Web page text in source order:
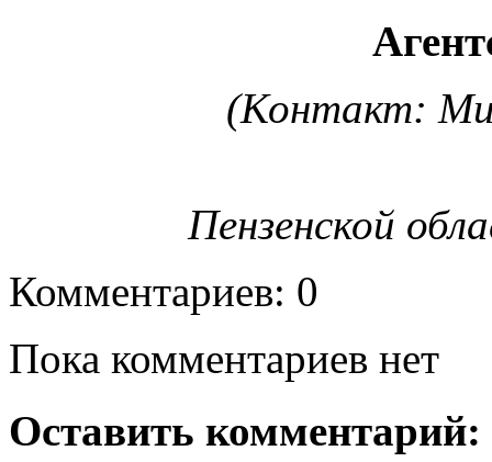
(Контакт:
Пензенской
Комментариев: 0
Пока комментариев нет
Оставить комментарий: